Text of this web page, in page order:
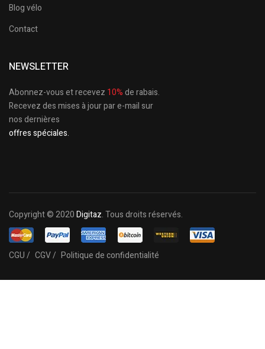
Blog vélo
Contact
NEWSLETTER
Abonnez-vous et recevez 10%de rabais.
Recevez des mises à jour par e-mail sur
nos dernières
offres spéciales.
Copyright © 2020Digitaz. Tous droits réservés.
CGU / CGV / Politique de confidentialité